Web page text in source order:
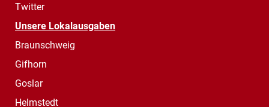
Twitter
Unsere Lokalausgaben
Braunschweig
Gifhorn
Goslar
Helmstedt